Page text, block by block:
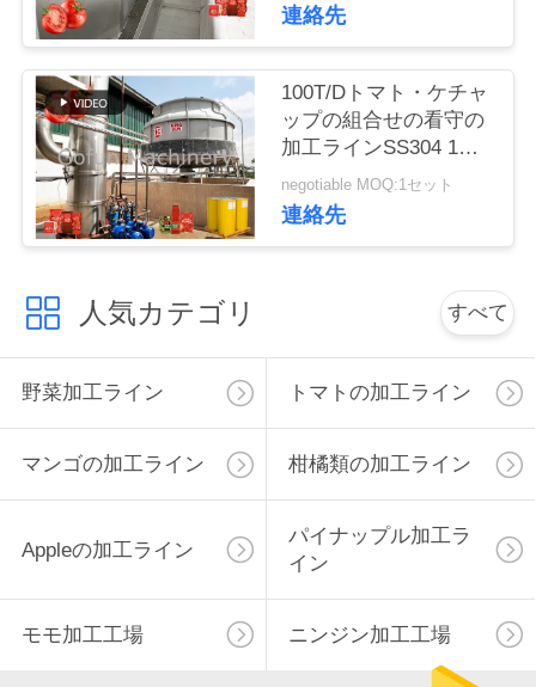
管
達
に
連
絡
な
さ
い
連絡先
100T/Dトマト・ケチャ
ップの組合せの看守の
加工ラインSS304 1停
止サービス
negotiable MOQ:1セット
連絡先
人気カテゴリ すべて
野菜加工ライン トマトの加工ライン
マンゴの加工ライン 柑橘類の加工ライン
Appleの加工ライン
パイナップル加工ラ
イン
モモ加工工場 ニンジン加工工場